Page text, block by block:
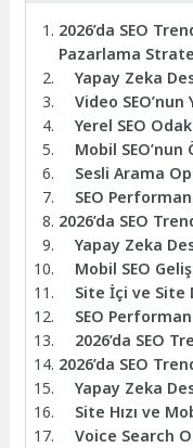
2026’da SEO
Pazarlama
Yapay Zeka
Video SEO’nun
Yerel SEO
Mobil SEO’nun
Sesli Arama
SEO
2026’da SEO
Yapay Zeka
Mobil SEO
Site İçi ve Site
SEO
2026’da SEO
2026’da SEO
Yapay Zeka
Site Hızı ve
Voice Search